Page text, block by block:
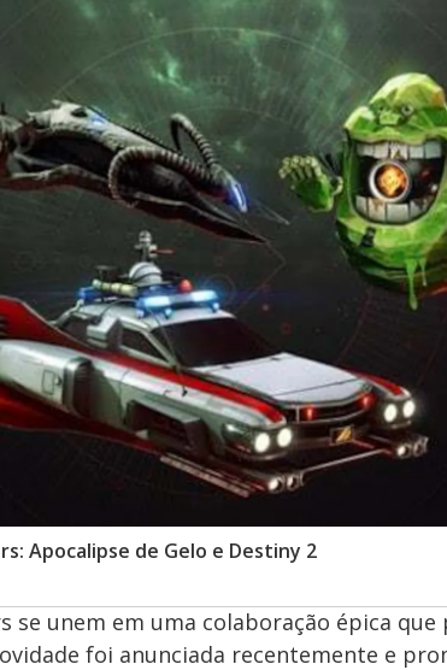
Apocalipse de Gelo e Destiny 2
se unem em uma colaboração épica
foi anunciada recentemente e